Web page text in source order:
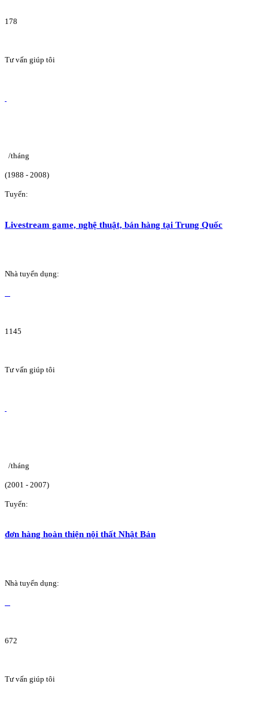
178
Tư vấn giúp tôi
/tháng
(1988 - 2008)
Tuyển:
Livestream game, nghệ thuật, bán hàng tại Trung Quốc
Nhà tuyển dụng:
1145
Tư vấn giúp tôi
/tháng
(2001 - 2007)
Tuyển:
đơn hàng hoàn thiện nội thất Nhật Bản
Nhà tuyển dụng:
672
Tư vấn giúp tôi